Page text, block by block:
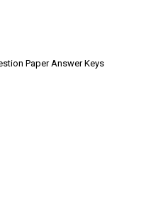
Paper Answer Keys